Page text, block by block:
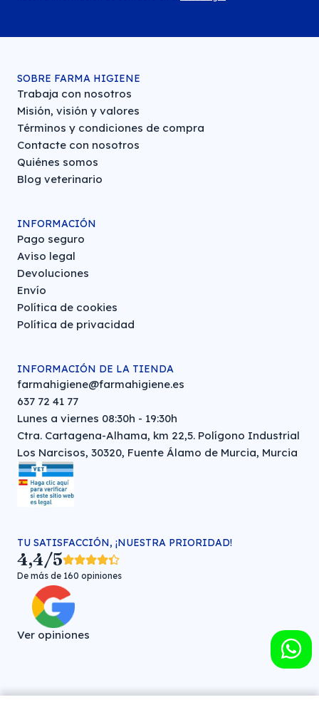
SOBRE FARMA HIGIENE
Trabaja con nosotros
Misión, visión y valores
Términos y condiciones de compra
Contacte con nosotros
Quiénes somos
Blog veterinario
INFORMACIÓN
Pago seguro
Aviso legal
Devoluciones
Envío
Política de cookies
Política de privacidad
INFORMACIÓN DE LA TIENDA
farmahigiene@farmahigiene.es
637 72 41 77
Lunes a viernes 08:30h - 19:30h
Ctra. Cartagena-Alhama, km 22,5. Polígono Industrial
Los Narcisos, 30320, Fuente Álamo de Murcia, Murcia
TU SATISFACCIÓN, ¡NUESTRA PRIORIDAD!
4,4/5
De más de 160 opiniones
Ver opiniones